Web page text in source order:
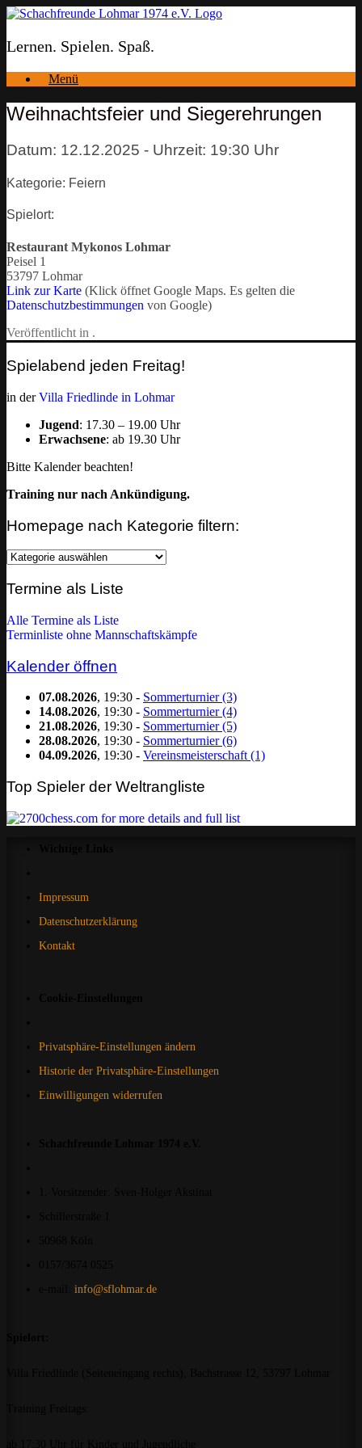
Zum
springen
Lernen. Spielen. Spaß.
Menü
Weihnachtsfeier und Siegerehrungen
Datum: 12.12.2025 - Uhrzeit: 19:30 Uhr
Kategorie: Feiern
Spielort:
Restaurant Mykonos Lohmar
Peisel 1
53797 Lohmar
Link zur Karte (Klick öffnet Google Maps. Es gelten die
Datenschutzbestimmungen von Google)
Veröffentlicht in .
Spielabend jeden Freitag!
in derVilla Friedlinde in Lohmar
Jugend: 17.30 – 19.00 Uhr
Erwachsene: ab 19.30 Uhr
Bitte Kalender beachten!
Training nur nach Ankündigung.
Homepage nach Kategorie filtern:
Homepage
Kategorie
Termine als Liste
Alle Termine als Liste
Terminliste ohne Mannschaftskämpfe
Kalender öffnen
07.08.2026, 19:30 - Sommerturnier (3)
14.08.2026, 19:30 - Sommerturnier (4)
21.08.2026, 19:30 - Sommerturnier (5)
28.08.2026, 19:30 - Sommerturnier (6)
04.09.2026, 19:30 - Vereinsmeisterschaft (1)
Top Spieler der Weltrangliste
Impressum
Datenschutzerklärung
Kontakt
Privatsphäre-Einstellungen ändern
Historie der Privatsphäre-Einstellungen
Einwilligungen widerrufen
info@sflohmar.de